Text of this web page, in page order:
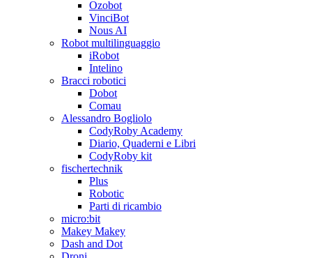
Ozobot
VinciBot
Nous AI
Robot multilinguaggio
iRobot
Intelino
Bracci robotici
Dobot
Comau
Alessandro Bogliolo
CodyRoby Academy
Diario, Quaderni e Libri
CodyRoby kit
fischertechnik
Plus
Robotic
Parti di ricambio
micro:bit
Makey Makey
Dash and Dot